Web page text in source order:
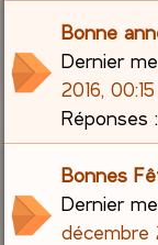
Bonne
Dernier
2016, 00:15
Réponses
Bonnes
Dernier
décembre